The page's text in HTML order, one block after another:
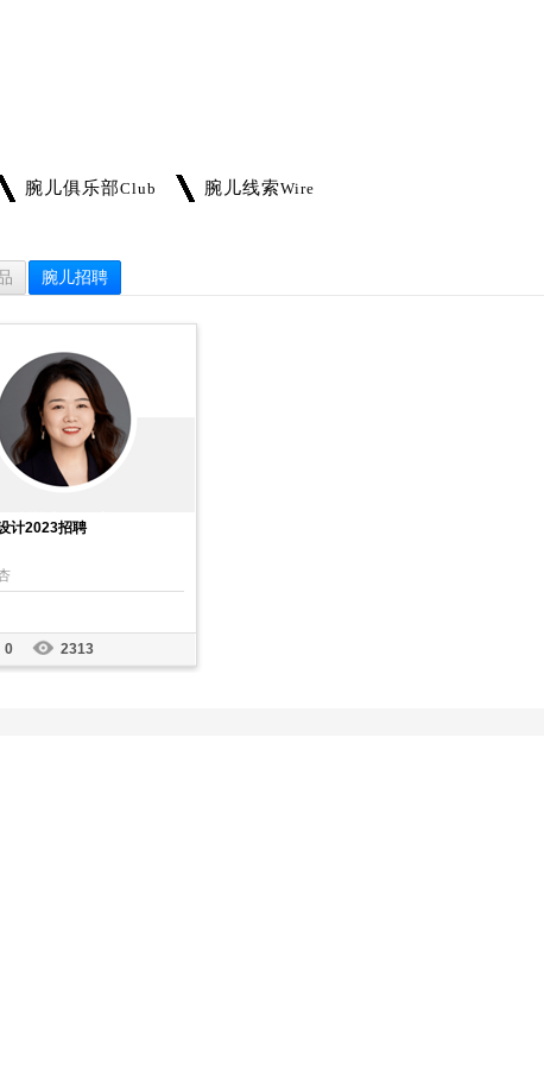
腕儿俱乐部Club 腕儿线索Wire
腕儿招聘
计2023招聘
0 2313